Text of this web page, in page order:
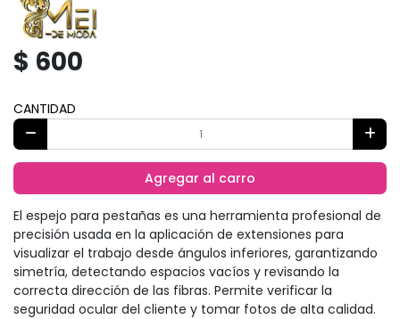
$ 600
CANTIDAD
Agregar al carro
El espejo para pestañas es una herramienta profesional de
precisión usada en la aplicación de extensiones para
visualizar el trabajo desde ángulos inferiores, garantizando
simetría, detectando espacios vacíos y revisando la
correcta dirección de las fibras. Permite verificar la
seguridad ocular del cliente y tomar fotos de alta calidad.